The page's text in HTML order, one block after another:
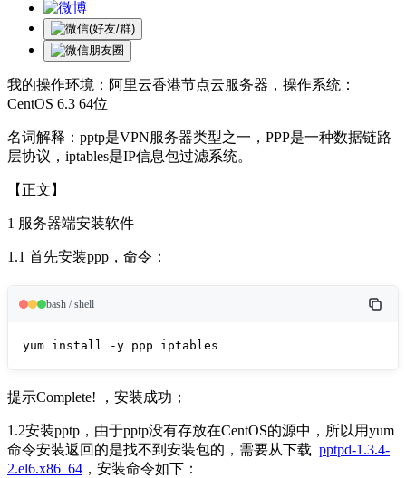
我的操作环境：阿里云香港节点云服务器 ，操作系统：
CentOS 6.3 64位
名词解释：pptp是VPN服务器类型之一，PPP是一种数据链路
层协议，iptables是IP信息包过滤系统。
【正文】
1 服务器端安装软件
1.1 首先安装ppp，命令：
bash / shell
yum install -y ppp iptables
提示Complete! ，安装成功；
1.2安装pptp，由于pptp没有存放在CentOS的源中，所以用yum
命令安装返回的是找不到安装包的，需要从下载 pptpd-1.3.4-
2.el6.x86_64 ，安装命令如下：